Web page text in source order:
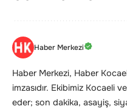
Haber Merkezi
Haber Merkezi, Haber
imzasıdır. Ekibimiz Kocaeli
eder; son dakika, asayiş,